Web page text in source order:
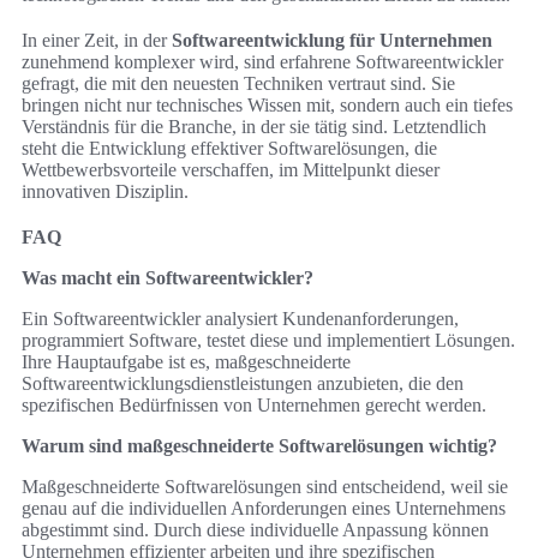
In einer Zeit, in derSoftwareentwicklung für Unternehmen
zunehmend komplexer wird, sind erfahrene Softwareentwickler
gefragt, die mit den neuesten Techniken vertraut sind. Sie
bringen nicht nur technisches Wissen mit, sondern auch ein tiefes
Verständnis für die Branche, in der sie tätig sind. Letztendlich
steht die Entwicklung effektiver Softwarelösungen, die
Wettbewerbsvorteile verschaffen, im Mittelpunkt dieser
innovativen Disziplin.
FAQ
Was macht ein Softwareentwickler?
Ein Softwareentwickler analysiert Kundenanforderungen,
programmiert Software, testet diese und implementiert Lösungen.
Ihre Hauptaufgabe ist es, maßgeschneiderte
Softwareentwicklungsdienstleistungen anzubieten, die den
spezifischen Bedürfnissen von Unternehmen gerecht werden.
Warum sind maßgeschneiderte Softwarelösungen wichtig?
Maßgeschneiderte Softwarelösungen sind entscheidend, weil sie
genau auf die individuellen Anforderungen eines Unternehmens
abgestimmt sind. Durch diese individuelle Anpassung können
Unternehmen effizienter arbeiten und ihre spezifischen